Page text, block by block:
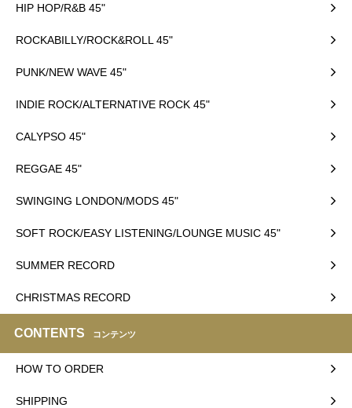
HIP HOP/R&B 45"
ROCKABILLY/ROCK&ROLL 45"
PUNK/NEW WAVE 45"
INDIE ROCK/ALTERNATIVE ROCK 45"
CALYPSO 45"
REGGAE 45"
SWINGING LONDON/MODS 45"
SOFT ROCK/EASY LISTENING/LOUNGE MUSIC 45"
SUMMER RECORD
CHRISTMAS RECORD
CONTENTS コンテンツ
HOW TO ORDER
SHIPPING